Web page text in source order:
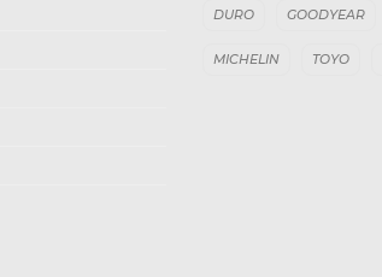
DURO GOODYEAR
MICHELIN TOYO